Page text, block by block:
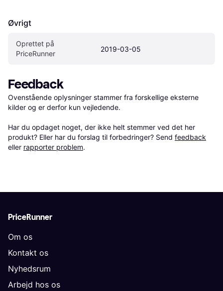
Øvrigt
Oprettet på
PriceRunner
2019-03-05
Feedback
Ovenstående oplysninger stammer fra forskellige eksterne
kilder og er derfor kun vejledende.
Har du opdaget noget, der ikke helt stemmer ved det her
produkt? Eller har du forslag til forbedringer? Send feedback
eller rapporter problem.
PriceRunner
Om os
Kontakt os
Nyhedsrum
Arbejd hos os